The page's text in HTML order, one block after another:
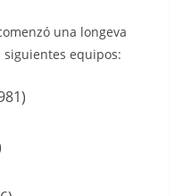
una longeva
equipos: